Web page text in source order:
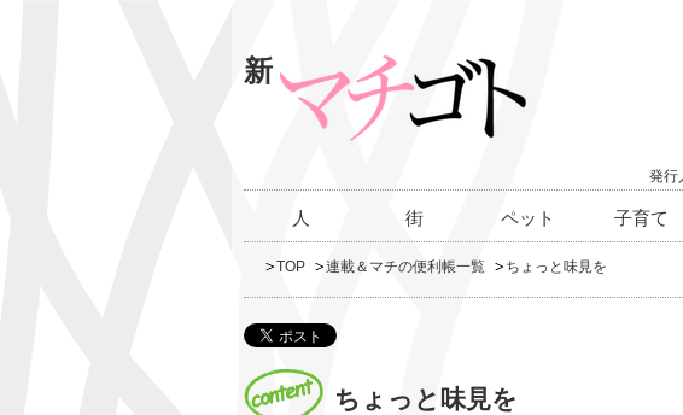
新
発行
人 街 ペット 子育て
TOP 連載＆マチの便利帳一覧 ちょっと味見を
ちょっと味見を